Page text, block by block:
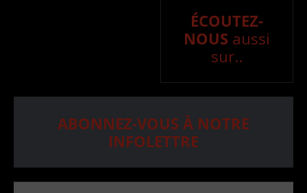
ÉCOUTEZ-
NOUS aussi
sur..
ABONNEZ-VOUS À NOTRE
INFOLETTRE